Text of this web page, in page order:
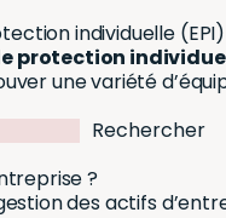
individuelle (EPI)
protection
une variété
Rechercher
?
des actifs